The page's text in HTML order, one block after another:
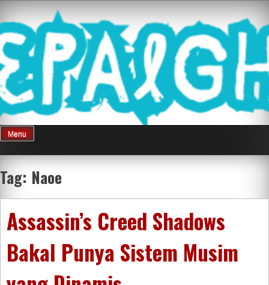
content
Mnepalghopa
Review Game
Terkini Paling
Seluruh Di
Indonesia
Menu
Tag: Naoe
Assassin’s Creed Shadows
Bakal Punya Sistem Musim